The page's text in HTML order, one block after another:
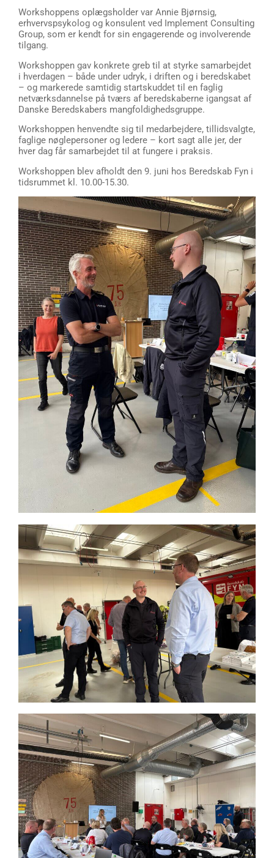
Workshoppens oplægsholder var Annie Bjørnsig,
erhvervspsykolog og konsulent ved Implement Consulting
Group, som er kendt for sin engagerende og involverende
tilgang.
Workshoppen gav konkrete greb til at styrke samarbejdet
i hverdagen – både under udryk, i driften og i beredskabet
– og markerede samtidig startskuddet til en faglig
netværksdannelse på tværs af beredskaberne igangsat af
Danske Beredskabers mangfoldighedsgruppe.
Workshoppen henvendte sig til medarbejdere, tillidsvalgte,
faglige nøglepersoner og ledere – kort sagt alle jer, der
hver dag får samarbejdet til at fungere i praksis.
Workshoppen blev afholdt den 9. juni hos Beredskab Fyn i
tidsrummet kl. 10.00-15.30.